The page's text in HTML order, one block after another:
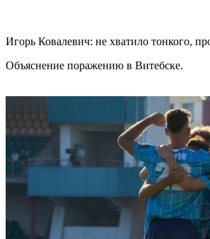
Игорь Ковалевич: не хватило тонкого,
Объяснение поражению в Витебске.